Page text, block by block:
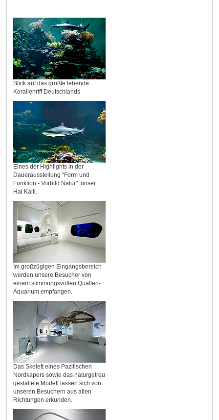
Blick auf das größte lebende
Korallenriff Deutschlands
Eines der Highlights in der
Dauerausstellung "Form und
Funktion - Vorbild Natur": unser
Hai Kalli.
Im großzügigen Eingangsbereich
werden unsere Besucher von
einem stimmungsvollen Quallen-
Aquarium empfangen.
Das Skelett eines Pazifischen
Nordkapers sowie das naturgetreu
gestaltete Modell lassen sich von
unseren Besuchern aus allen
Richtungen erkunden.